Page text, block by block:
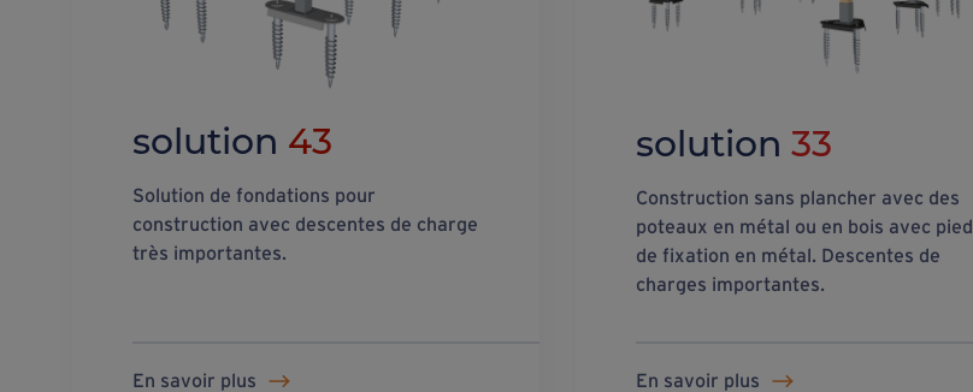
solution 43
Solution de fondations pour
construction avec descentes de charge
très importantes.
En savoir plus
solution 33
Construction sans plancher avec des
poteaux en métal ou en bois avec pied
de fixation en métal. Descentes de
charges importantes.
En savoir plus